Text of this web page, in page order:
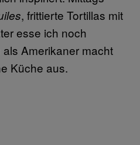
, frittierte Tortillas mit
esse ich noch
Amerikaner macht
Küche aus.